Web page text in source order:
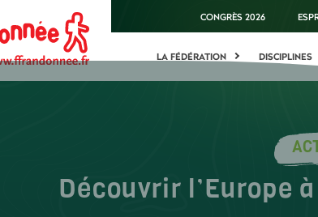
CONGRÈS 2026
LA FÉDÉRATION DISCIPLINES
Découvrir l’Europe